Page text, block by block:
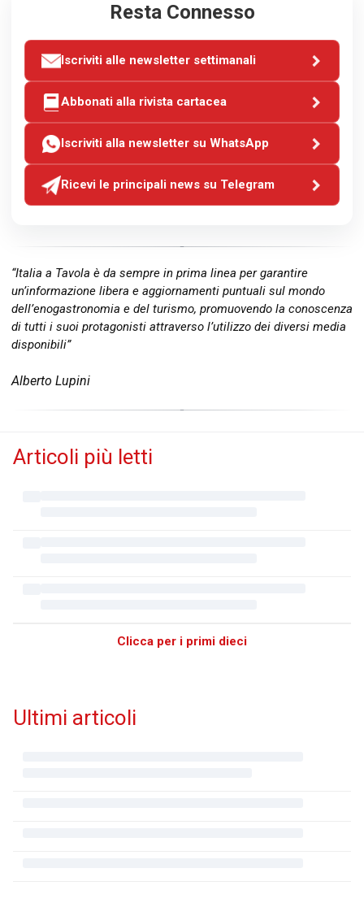
Resta Connesso
Iscriviti alle newsletter settimanali
Abbonati alla rivista cartacea
Iscriviti alla newsletter su WhatsApp
Ricevi le principali news su Telegram
“Italia a Tavola è da sempre in prima linea per garantire
un’informazione libera e aggiornamenti puntuali sul mondo
dell’enogastronomia e del turismo, promuovendo la conoscenza
di tutti i suoi protagonisti attraverso l’utilizzo dei diversi media
disponibili”
Alberto Lupini
Articoli più letti
Clicca per i primi dieci
Ultimi articoli